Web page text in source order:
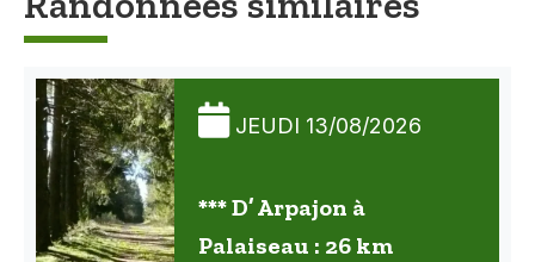
JEUDI 13/08/2026
*** D’ Arpajon à
Palaiseau : 26 km